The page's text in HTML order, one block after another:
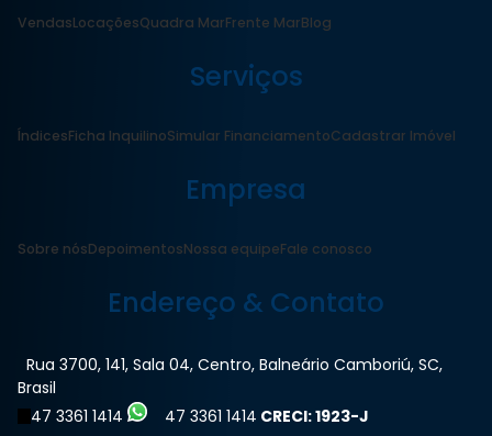
VendasLocaçõesQuadra MarFrente MarBlog
Serviços
ÍndicesFicha InquilinoSimular FinanciamentoCadastrar Imóvel
Empresa
Sobre nósDepoimentosNossa equipeFale conosco
Endereço & Contato
Rua 3700, 141, Sala 04, Centro, Balneário Camboriú, SC,
Brasil
47 3361 1414
47 3361 1414 CRECI: 1923-J